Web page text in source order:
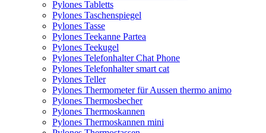
Pylones Tabletts
Pylones Taschenspiegel
Pylones Tasse
Pylones Teekanne Partea
Pylones Teekugel
Pylones Telefonhalter Chat Phone
Pylones Telefonhalter smart cat
Pylones Teller
Pylones Thermometer für Aussen thermo animo
Pylones Thermosbecher
Pylones Thermoskannen
Pylones Thermoskannen mini